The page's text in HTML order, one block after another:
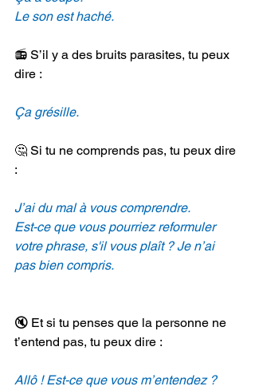
Le son est haché.
📻 S’il y a des bruits parasites, tu peux
dire :
Ça grésille.
🤔 Si tu ne comprends pas, tu peux dire
:
J’ai du mal à vous comprendre.
Est-ce que vous pourriez reformuler
votre phrase, s'il vous plaît ? Je n’ai
pas bien compris.
🔇 Et si tu penses que la personne ne
t’entend pas, tu peux dire :
Allô ! Est-ce que vous m’entendez ?